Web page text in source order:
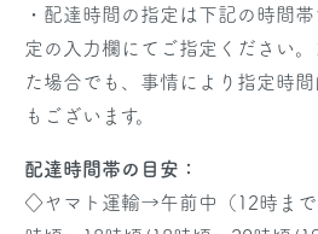
・配達時間の指定は下記の時間
定の入力欄にてご指定ください
た場合でも、事情により指定時
もございます。
配達時間帯の目安：
◇ヤマト運輸→午前中（12時ま